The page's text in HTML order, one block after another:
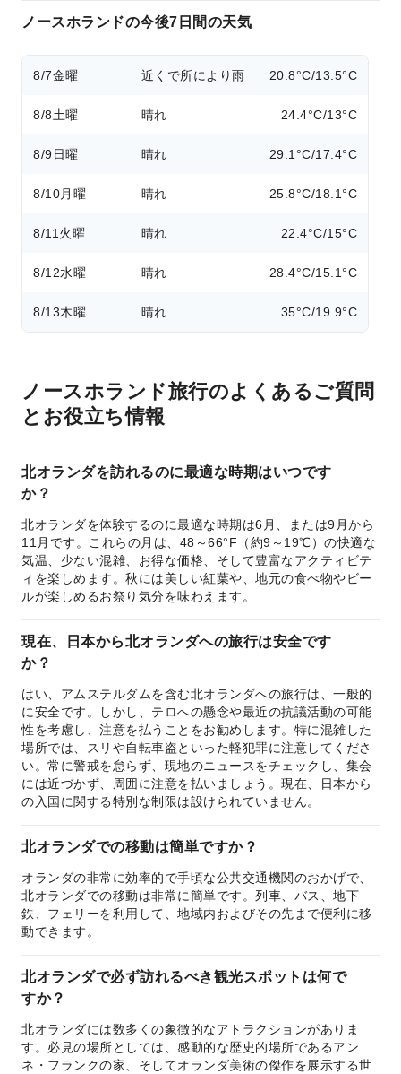
ノースホランドの今後7日間の天気
8/7金曜 近くで所により雨 20.8°C/13.5°C
8/8土曜 晴れ 24.4°C/13°C
8/9日曜 晴れ 29.1°C/17.4°C
8/10月曜 晴れ 25.8°C/18.1°C
8/11 火曜 晴れ 22.4°C/15°C
8/12水曜 晴れ 28.4°C/15.1°C
8/13木曜 晴れ 35°C/19.9°C
ノースホランド旅行のよくあるご質問
とお役立ち情報
北オランダを訪れるのに最適な時期はいつです
か？
北オランダを体験するのに最適な時期は6月、または9月から
11月です。これらの月は、48～66°F（約9～19℃）の快適な
気温、少ない混雑、お得な価格、そして豊富なアクティビテ
ィを楽しめます。秋には美しい紅葉や、地元の食べ物やビー
ルが楽しめるお祭り気分を味わえます。
現在、日本から北オランダへの旅行は安全です
か？
はい、アムステルダムを含む北オランダへの旅行は、一般的
に安全です。しかし、テロへの懸念や最近の抗議活動の可能
性を考慮し、注意を払うことをお勧めします。特に混雑した
場所では、スリや自転車盗といった軽犯罪に注意してくださ
い。常に警戒を怠らず、現地のニュースをチェックし、集会
には近づかず、周囲に注意を払いましょう。現在、日本から
の入国に関する特別な制限は設けられていません。
北オランダでの移動は簡単ですか？
オランダの非常に効率的で手頃な公共交通機関のおかげで、
北オランダでの移動は非常に簡単です。列車、バス、地下
鉄、フェリーを利用して、地域内およびその先まで便利に移
動できます。
北オランダで必ず訪れるべき観光スポットは何で
すか？
北オランダには数多くの象徴的なアトラクションがありま
す。必見の場所としては、感動的な歴史的場所であるアン
ネ・フランクの家、そしてオランダ美術の傑作を展示する世